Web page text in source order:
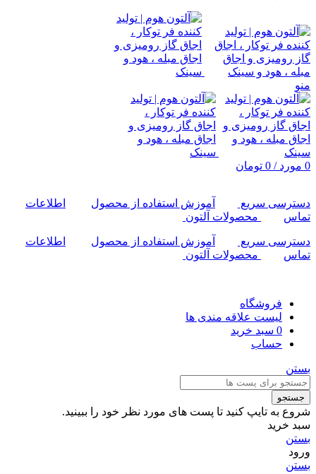
منو
0 مورد/
0 تومان
دسترسی سریع آموزش استفاده از محصول
اطلاعات
تماس
محصولات آلتون
دسترسی سریع آموزش استفاده از محصول
اطلاعات
تماس
محصولات آلتون
فروشگاه
لیست علاقه مندی ها
0 سبد خرید
حساب
بستن
جستجو
شروع به تایپ کنید تا پست های مورد نظر خود را ببینید.
سبد خرید
بستن
ورود
بستن